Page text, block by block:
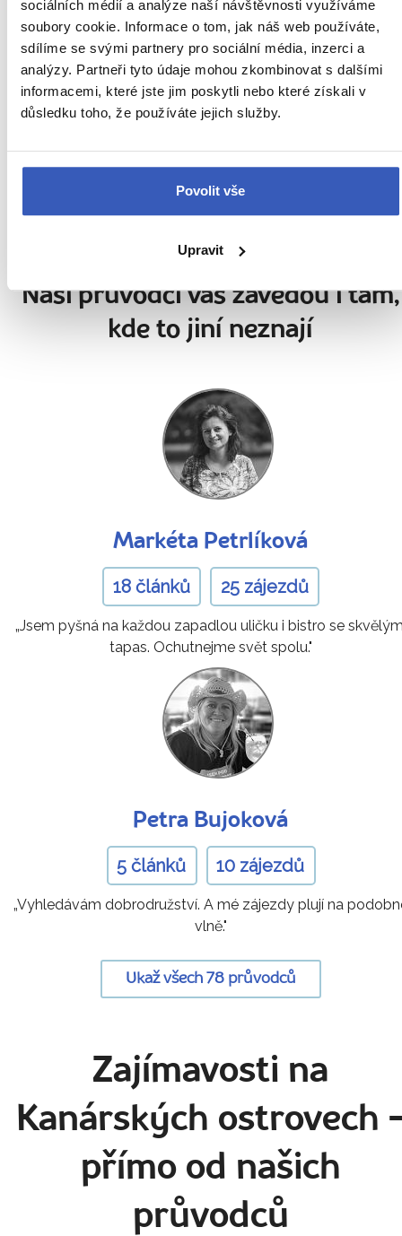
sociálních médií a analýze naší návštěvnosti využíváme
soubory cookie. Informace o tom, jak náš web používáte,
sdílíme se svými partnery pro sociální média, inzerci a
analýzy. Partneři tyto údaje mohou zkombinovat s dalšími
informacemi, které jste jim poskytli nebo které získali v
důsledku toho, že používáte jejich služby.
Povolit vše
Upravit
Z PRAHY HOTEL SNÍDANĚ
Kanárské ostrovy
Náročnost
10. – 17. 10. 2027 (8 dní / 7 nocí)
Naši průvodci vás zavedou i tam,
kde to jiní neznají
Markéta Petrlíková
18 článků 25 zájezdů
„Jsem pyšná na každou zapadlou uličku i bistro se
tapas. Ochutnejme svět spolu."
Petra Bujoková
5 článků 10 zájezdů
„Vyhledávám dobrodružství. A mé zájezdy plují na
vlně."
Ukaž všech 78 průvodců
Zajímavosti na
Kanárských ostrovech
přímo od našich
průvodců